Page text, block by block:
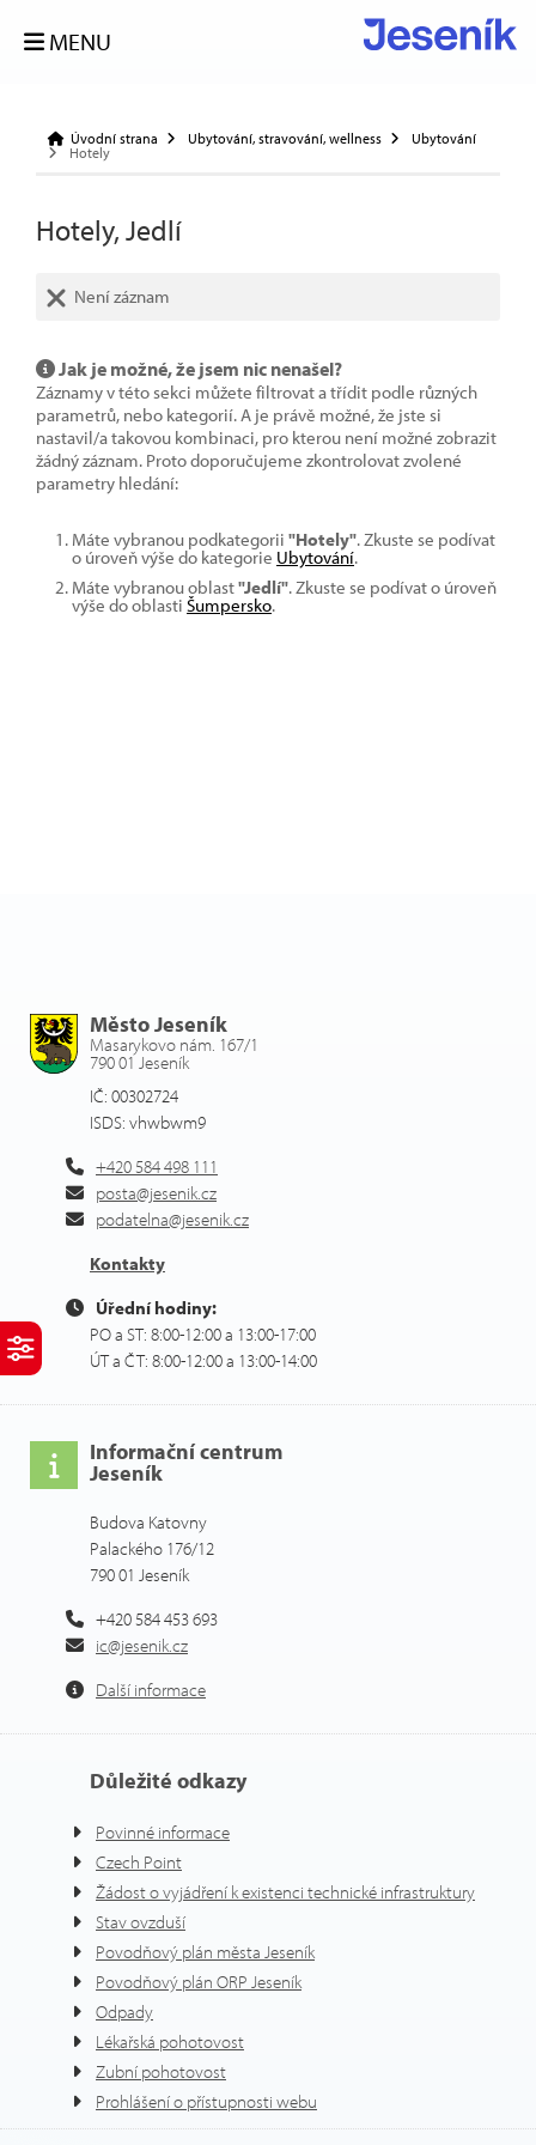
MENU
Úvodní strana Ubytování, stravování, wellness
Ubytování
Hotely
Hotely, Jedlí
Není záznam
Jak je možné, že jsem nic nenašel?
Záznamy v této sekci můžete filtrovat a třídit podle různých
parametrů, nebo kategorií. A je právě možné, že jste si
nastavil/a takovou kombinaci, pro kterou není možné zobrazit
žádný záznam. Proto doporučujeme zkontrolovat zvolené
parametry hledání:
Máte vybranou podkategorii "Hotely". Zkuste se podívat
o úroveň výše do kategorie Ubytování.
Máte vybranou oblast"Jedlí". Zkuste se podívat o úroveň
výše do oblasti Šumpersko.
Město Jeseník
Masarykovo nám. 167/1
790 01 Jeseník
IČ: 00302724
ISDS: vhwbwm9
+420 584 498 111
posta@jesenik.cz
podatelna@jesenik.cz
Kontakty
Úřední hodiny:
PO a ST: 8:00-12:00 a 13:00-17:00
ÚT a ČT: 8:00-12:00 a 13:00-14:00
Informační centrum
Jeseník
Budova Katovny
Palackého 176/12
790 01 Jeseník
+420 584 453 693
ic@jesenik.cz
Další informace
Důležité odkazy
Povinné informace
Czech Point
Žádost o vyjádření k existenci technické infrastruktury
Stav ovzduší
Povodňový plán města Jeseník
Povodňový plán ORP Jeseník
Odpady
Lékařská pohotovost
Zubní pohotovost
Prohlášení o přístupnosti webu